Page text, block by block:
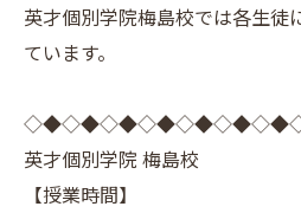
英才個別学院梅島校では各生徒
ています。
英才個別学院 梅島校
【授業時間】